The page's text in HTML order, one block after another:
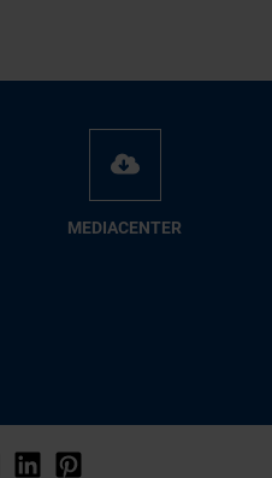
ME­DIA­CEN­TER